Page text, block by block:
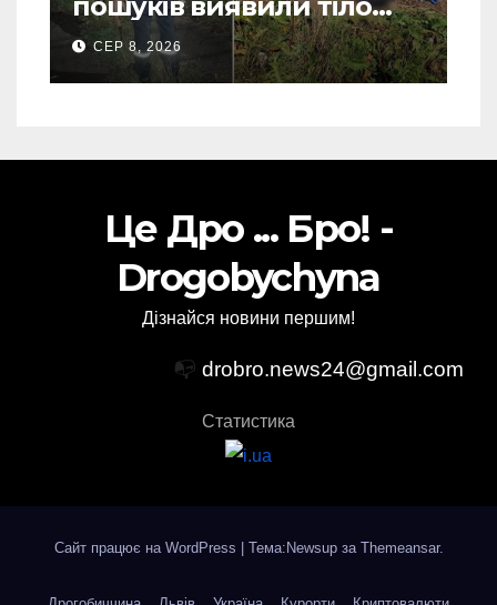
зниклого чоловіка (Фото)
СЕР 8, 2026
Це Дро ... Бро! -
Drogobychyna
Дізнайся новини першим!
📭 drobro.news24@gmail.com
Статистика
Сайт працює на WordPress | Тема:Newsup за Themeansar.